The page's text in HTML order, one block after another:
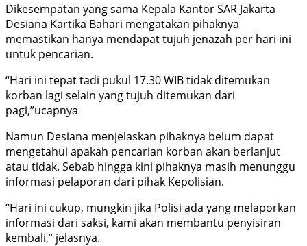
Dikesempatan yang sama Kepala Kantor SAR Jakarta
Desiana Kartika Bahari mengatakan pihaknya
memastikan hanya mendapat tujuh jenazah per hari ini
untuk pencarian.
“Hari ini tepat tadi pukul 17.30 WIB tidak ditemukan
korban lagi selain yang tujuh ditemukan dari
pagi,”ucapnya
Namun Desiana menjelaskan pihaknya belum dapat
mengetahui apakah pencarian korban akan berlanjut
atau tidak. Sebab hingga kini pihaknya masih menunggu
informasi pelaporan dari pihak Kepolisian.
“Hari ini cukup, mungkin jika Polisi ada yang melaporkan
informasi dari saksi, kami akan membantu penyisiran
kembali,” jelasnya.